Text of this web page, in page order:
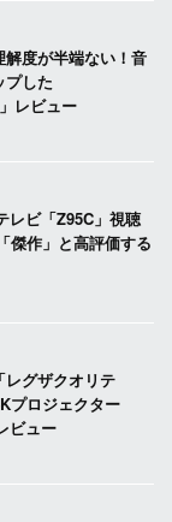
度が半端ない！音
プした
レビュー
レビ「Z95C」視聴
傑作」と高評価する
レグザクオリテ
プロジェクター
ビュー